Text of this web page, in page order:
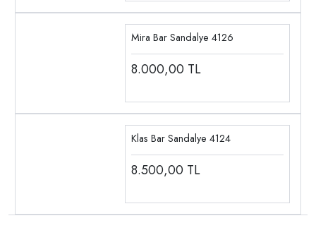
Mira Bar Sandalye 4126
8.000,00 TL
Klas Bar Sandalye 4124
8.500,00 TL